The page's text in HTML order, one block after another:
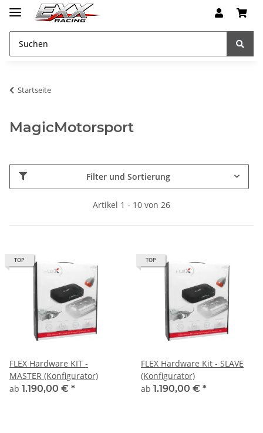
Startseite
MagicMotorsport
Filter und Sortierung
Artikel 1 - 10 von 26
TOP
FLEX Hardware KIT -
MASTER (Konfigurator)
ab 1.190,00 € *
TOP
FLEX Hardware Kit - SLAVE
(Konfigurator)
ab 1.190,00 € *